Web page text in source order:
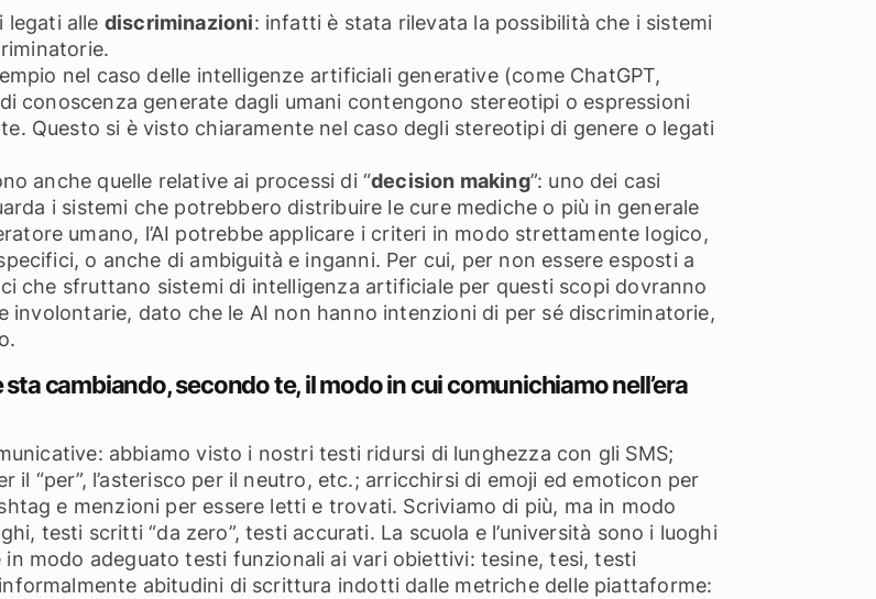
legati alle discriminazioni: infatti è stata rilevata la possibilità che i sistemi
nel caso delle intelligenze artificiali generative (come ChatGPT,
conoscenza generate dagli umani contengono stereotipi o espressioni
Questo si è visto chiaramente nel caso degli stereotipi di genere o legati
anche quelle relative ai processi di “decision making”: uno dei casi
i sistemi che potrebbero distribuire le cure mediche o più in generale
umano, l’AI potrebbe applicare i criteri in modo strettamente logico,
o anche di ambiguità e inganni. Per cui, per non essere esposti a
che sfruttano sistemi di intelligenza artificiale per questi scopi dovranno
dato che le AI non hanno intenzioni di per sé discriminatorie,
cambiando, secondo te, il modo in cui comunichiamo nell’era
abbiamo visto i nostri testi ridursi di lunghezza con gli SMS;
il “per”, l’asterisco per il neutro, etc.; arricchirsi di emoji ed emoticon per
e menzioni per essere letti e trovati. Scriviamo di più, ma in modo
testi scritti “da zero”, testi accurati. La scuola e l’università sono i luoghi
modo adeguato testi funzionali ai vari obiettivi: tesine, tesi, testi
abitudini di scrittura indotti dalle metriche delle piattaforme: